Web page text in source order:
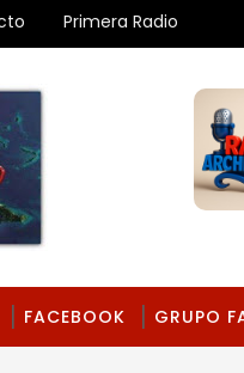
Primera Radio
FACEBOOK GRUPO